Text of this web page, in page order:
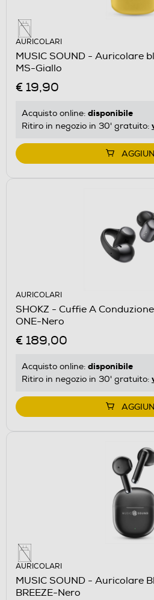
AURICOLARI
MUSIC SOUND - Auricolare
MS-Giallo
€ 19,90
Acquisto online: disponibile
Ritiro in negozio in 30' gratuito:
AURICOLARI
SHOKZ - Cuffie A
ONE-Nero
€ 189,00
Acquisto online: disponibile
Ritiro in negozio in 30' gratuito:
AURICOLARI
MUSIC SOUND - Auricolare
BREEZE-Nero